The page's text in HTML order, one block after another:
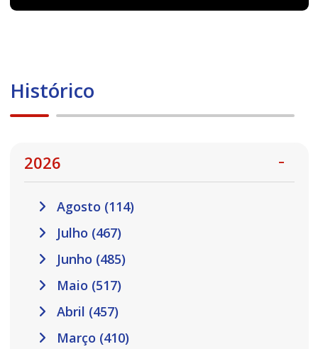
Histórico
2026
Agosto (114)
Julho (467)
Junho (485)
Maio (517)
Abril (457)
Março (410)